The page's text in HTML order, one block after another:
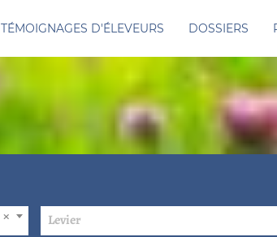
TÉMOIGNAGES D'ÉLEVEURS DOSSIERS
Levier